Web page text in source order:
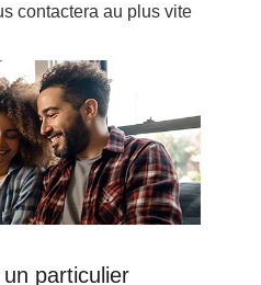
contactera au plus vite
particulier